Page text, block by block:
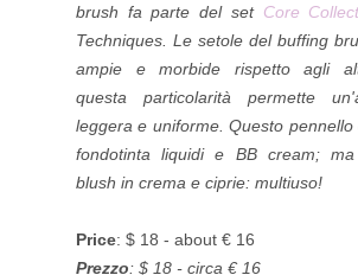
brush fa parte del set Core
Techniques. Le setole del buffing
ampie e morbide rispetto agli
questa particolarità permette
leggera e uniforme. Questo
fondotinta liquidi e BB cream;
blush in crema e ciprie: multiuso!
Price: $ 18 - about € 16
Prezzo: $ 18 - circa € 16